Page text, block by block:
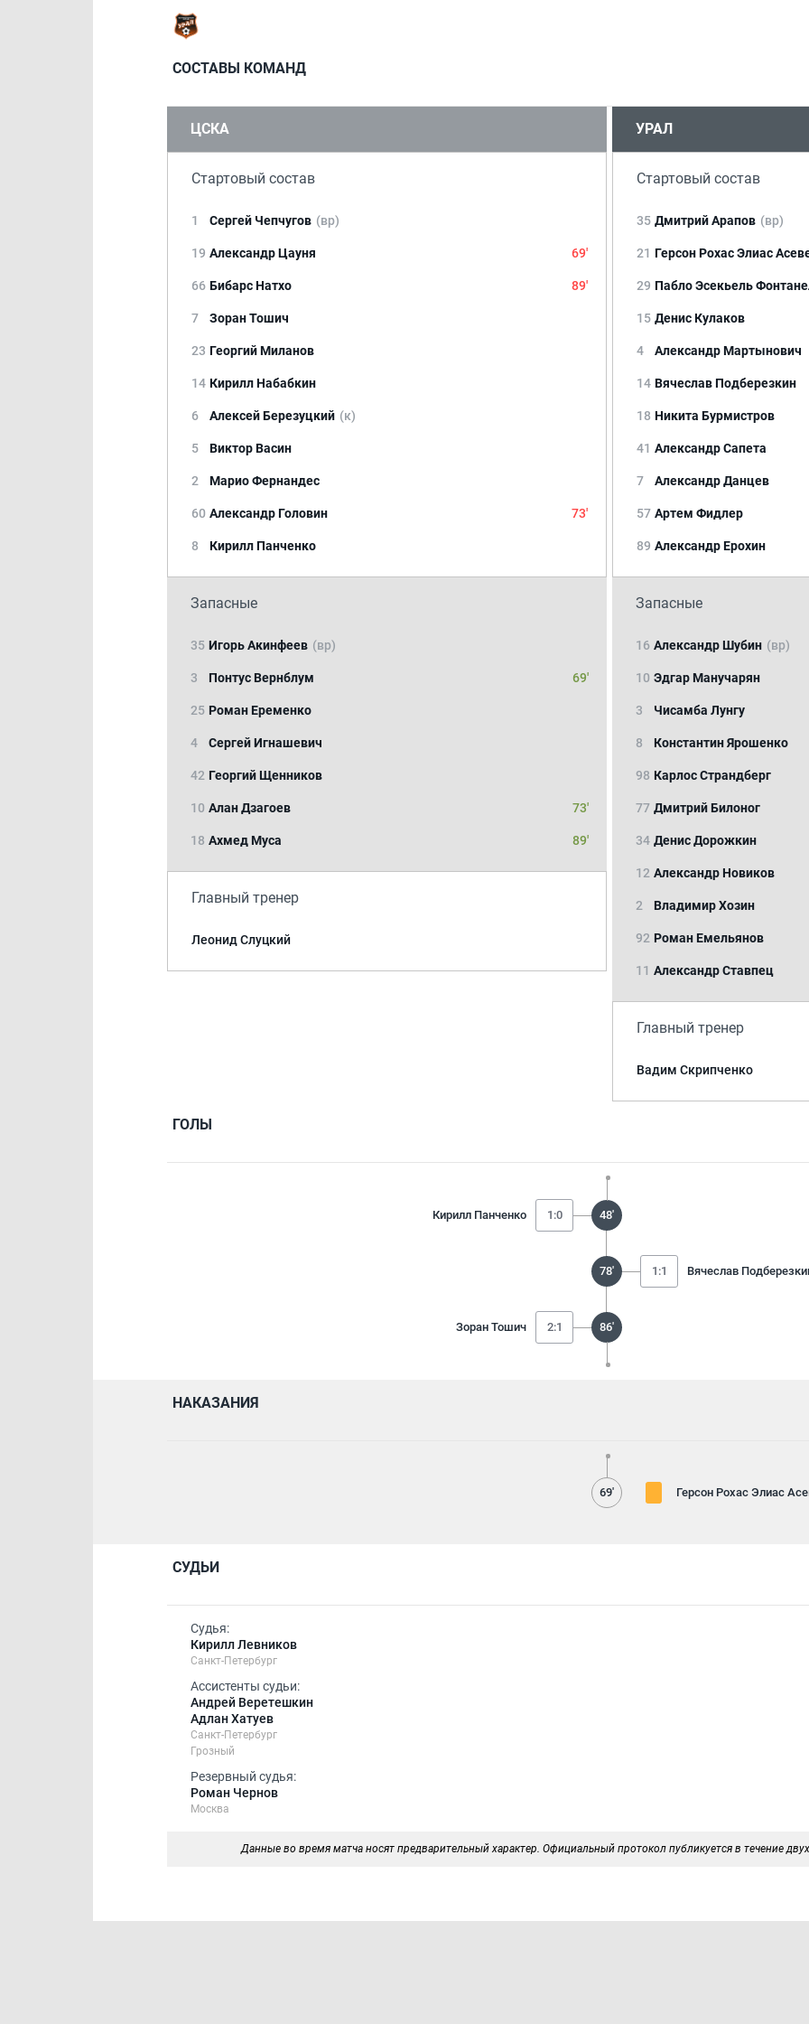
СОСТАВЫ КОМАНД
ЦСКА
Стартовый состав
1 Сергей Чепчугов (вр)
19 Александр Цауня 69'
66 Бибарс Натхо 89'
7 Зоран Тошич
23 Георгий Миланов
14 Кирилл Набабкин
6 Алексей Березуцкий (к)
5 Виктор Васин
2 Марио Фернандес
60 Александр Головин 73'
8 Кирилл Панченко
Запасные
35 Игорь Акинфеев (вр)
3 Понтус Вернблум 69'
25 Роман Еременко
4 Сергей Игнашевич
42 Георгий Щенников
10 Алан Дзагоев 73'
18 Ахмед Муса 89'
Главный тренер
Леонид Слуцкий
УРАЛ
Стартовый состав
35 Дмитрий Арапов (вр)
21 Герсон Рохас Элиас
29 Пабло Эсекьель
15 Денис Кулаков
4 Александр Мартынович
14 Вячеслав Подберезкин
18 Никита Бурмистров
41 Александр Сапета
7 Александр Данцев
57 Артем Фидлер
89 Александр Ерохин
Запасные
16 Александр Шубин (вр)
10 Эдгар Манучарян
3 Чисамба Лунгу
8 Константин Ярошенко
98 Карлос Страндберг
77 Дмитрий Билоног
34 Денис Дорожкин
12 Александр Новиков
2 Владимир Хозин
92 Роман Емельянов
11 Александр Ставпец
Главный тренер
Вадим Скрипченко
ГОЛЫ
Кирилл Панченко 1:0 48'
78' 1:1 Вячеслав
Зоран Тошич 2:1 86'
НАКАЗАНИЯ
69' Герсон Рохас Элиас
СУДЬИ
Судья:
Кирилл Левников
Санкт-Петербург
Ассистенты судьи:
Андрей Веретешкин
Адлан Хатуев
Санкт-Петербург
Грозный
Резервный судья:
Роман Чернов
Москва
Данные во время матча носят предварительный характер. Официальный протокол публикуется в течение